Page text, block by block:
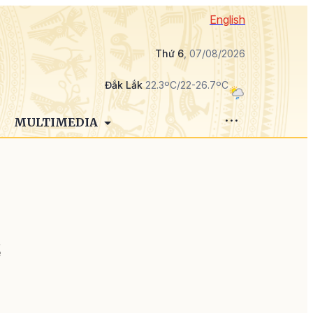
English
Thứ 6, 07/08/2026
Đắk Lắk22.3ºC/22-26.7ºC
MULTIMEDIA